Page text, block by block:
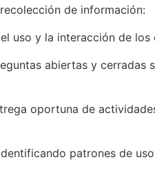
de información:
uso y la interacción de
abiertas y
oportuna de
patrones de